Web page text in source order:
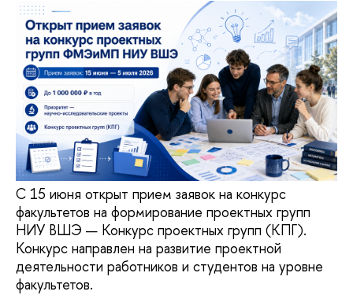
С 15 июня открыт прием заявок на конкурс
факультетов на формирование проектных групп
НИУ ВШЭ — Конкурс проектных групп (КПГ).
Конкурс направлен на развитие проектной
деятельности работников и студентов на уровне
факультетов.